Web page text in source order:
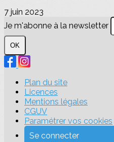
7 juin 2023
Je m'abonne à la newsletter
OK
Plan du site
Licences
Mentions légales
CGUV
Paramétrer vos cookies
Se connecter